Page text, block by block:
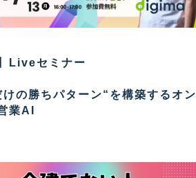
Liveセミナー
けの勝ちパターン“を構築するオン
業AI